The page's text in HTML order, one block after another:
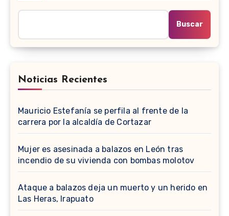
Buscar
Noticias Recientes
Mauricio Estefanía se perfila al frente de la
carrera por la alcaldía de Cortazar
Mujer es asesinada a balazos en León tras
incendio de su vivienda con bombas molotov
Ataque a balazos deja un muerto y un herido en
Las Heras, Irapuato